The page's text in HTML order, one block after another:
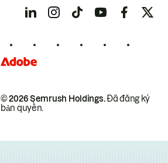
© 2026 Semrush Holdings.Đã đăng ký
bản quyền.